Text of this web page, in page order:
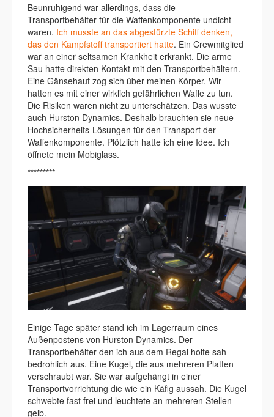
Beunruhigend war allerdings, dass die
Transportbehälter für die Waffenkomponente undicht
waren. Ich musste an das abgestürzte Schiff denken,
das den Kampfstoff transportiert hatte. Ein Crewmitglied
war an einer seltsamen Krankheit erkrankt. Die arme
Sau hatte direkten Kontakt mit den Transportbehältern.
Eine Gänsehaut zog sich über meinen Körper. Wir
hatten es mit einer wirklich gefährlichen Waffe zu tun.
Die Risiken waren nicht zu unterschätzen. Das wusste
auch Hurston Dynamics. Deshalb brauchten sie neue
Hochsicherheits-Lösungen für den Transport der
Waffenkomponente. Plötzlich hatte ich eine Idee. Ich
öffnete mein Mobiglass.
*********
Einige Tage später stand ich im Lagerraum eines
Außenpostens von Hurston Dynamics. Der
Transportbehälter den ich aus dem Regal holte sah
bedrohlich aus. Eine Kugel, die aus mehreren Platten
verschraubt war. Sie war aufgehängt in einer
Transportvorrichtung die wie ein Käfig aussah. Die Kugel
schwebte fast frei und leuchtete an mehreren Stellen
gelb.